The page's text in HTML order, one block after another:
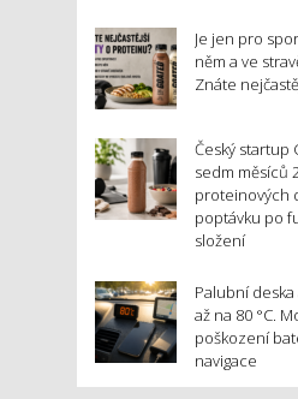
Je jen pro
něm a ve
Znáte
Český startup
sedm měsíců
proteinových
poptávku po
složení
Palubní
až na 80 °C.
poškození
navigace